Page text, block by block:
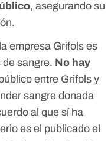
, asegurando su
empresa Grifols es
de sangre. No hay
entre Grifols y
sangre donada
al que sí ha
es el publicado el